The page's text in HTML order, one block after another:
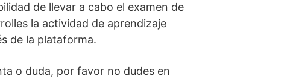
de llevar a cabo el examen de
la actividad de aprendizaje
de la plataforma.
o duda, por favor no dudes en